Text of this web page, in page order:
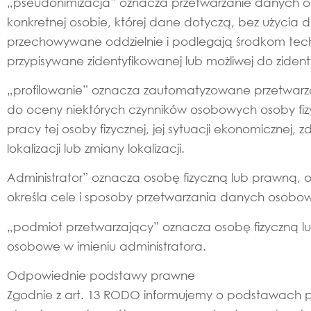
konkretnej osobie, której dane dotyczą, bez
przechowywane oddzielnie i podlegają środkom
przypisywane zidentyfikowanej lub możliwej do
„profilowanie” oznacza zautomatyzowane
do oceny niektórych czynników osobowych osoby
pracy tej osoby fizycznej, jej sytuacji ekonomicznej,
lokalizacji lub zmiany lokalizacji.
Administrator” oznacza osobę fizyczną lub prawną,
określa cele i sposoby przetwarzania danych
„podmiot przetwarzający” oznacza osobę fizyczną
osobowe w imieniu administratora.
Odpowiednie podstawy prawne
Zgodnie z art. 13 RODO informujemy o